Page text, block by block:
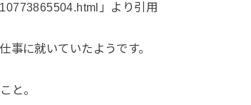
」より引用
事に就いていたようです。
と。